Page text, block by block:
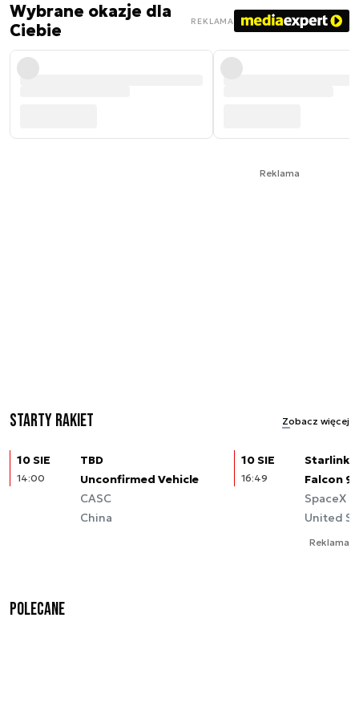
Wybrane okazje dla
Ciebie
REKLAMA
Reklama
Starty rakiet Zobacz więcej
10 SIE
14:00
TBD
Unconfirmed Vehicle
CASC
China
10 SIE
16:49
Starlink
Falcon 9
SpaceX
United
Reklama
Polecane